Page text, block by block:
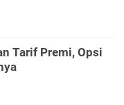
Tarif Premi, Opsi